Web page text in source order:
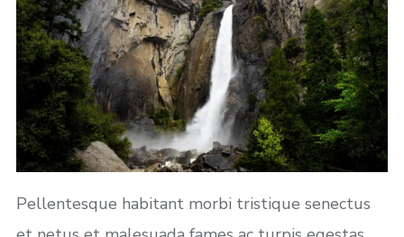
Pellentesque habitant morbi tristique senectus